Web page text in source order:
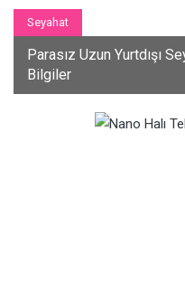
Seyahat
Parasız Uzun Yurtdışı
Bilgiler